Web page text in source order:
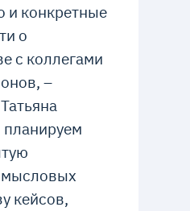
и конкретные
о
с коллегами
–
кейсов,